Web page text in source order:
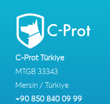
C-Prot Türkiye
MTGB 33343
Mersin / Türkiye
+90 850 840 09 99